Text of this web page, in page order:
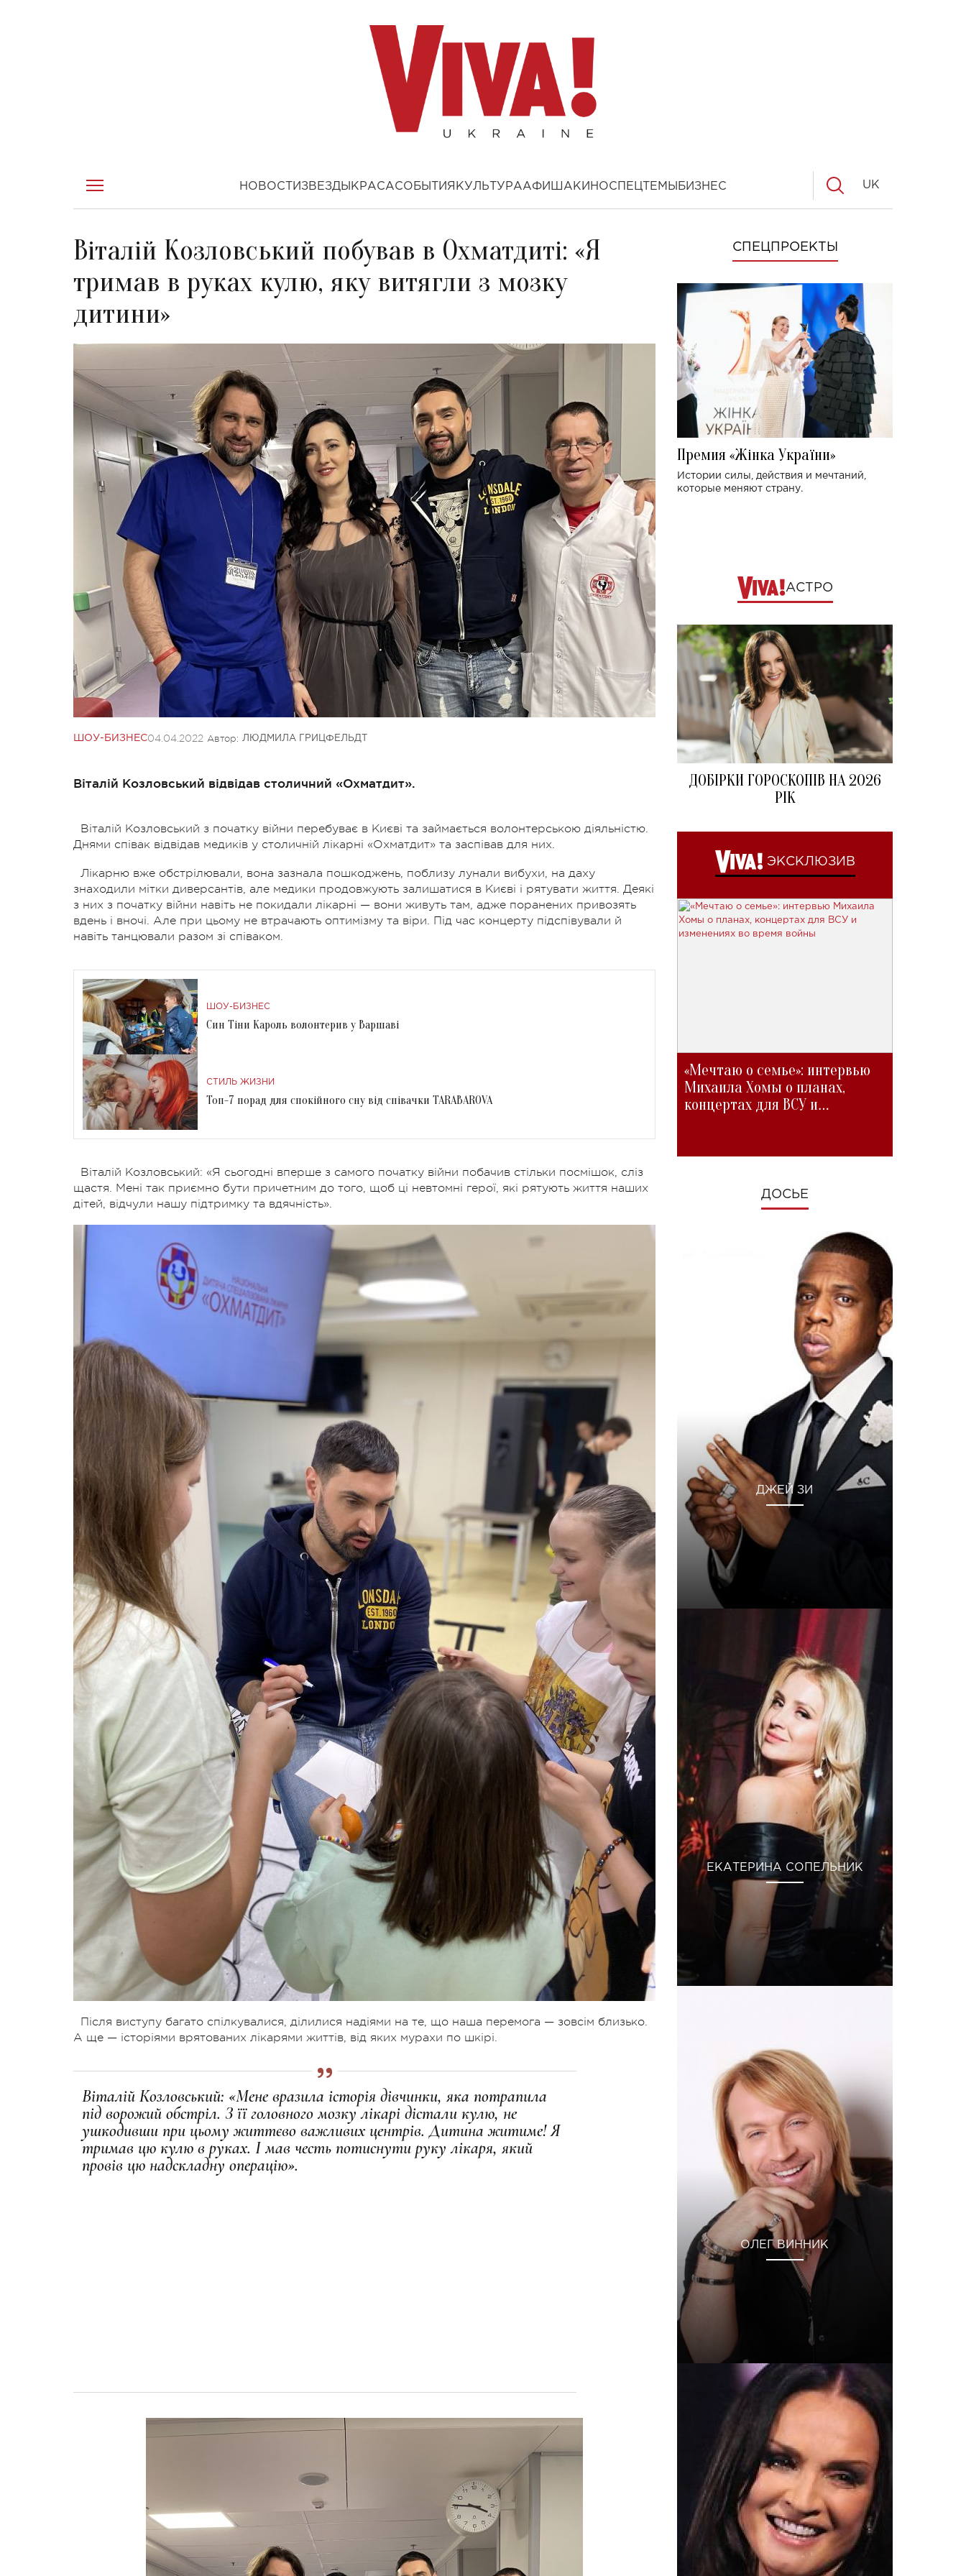
НОВОСТИ ЗВЕЗДЫ КРАСАСОБЫТИЯ КУЛЬТУРААФИША КИНОСПЕЦТЕМЫ БИЗНЕС UK
Віталій Козловський побував в Охматдиті: «Я
тримав в руках кулю, яку витягли з мозку
дитини»
ШОУ-БИЗНЕС04.04.2022 Автор: ЛЮДМИЛА ГРИЦФЕЛЬДТ
Віталій Козловський відвідав столичний «Охматдит».
Віталій Козловський з початку війни перебуває в Києві та займається волонтерською діяльністю.
Днями співак відвідав медиків у столичній лікарні «Охматдит» та заспівав для них.
Лікарню вже обстрілювали, вона зазнала пошкоджень, поблизу лунали вибухи, на даху
знаходили мітки диверсантів, але медики продовжують залишатися в Києві і рятувати життя. Деякі
з них з початку війни навіть не покидали лікарні — вони живуть там, адже поранених привозять
вдень і вночі. Але при цьому не втрачають оптимізму та віри. Під час концерту підспівували й
навіть танцювали разом зі співаком.
ШОУ-БИЗНЕС
Син Тіни Кароль волонтерив у Варшаві
СТИЛЬ ЖИЗНИ
Топ-7 порад для спокійного сну від співачки TARABAROVA
Віталій Козловський: «Я сьогодні вперше з самого початку війни побачив стільки посмішок, сліз
щастя. Мені так приємно бути причетним до того, щоб ці невтомні герої, які рятують життя наших
дітей, відчули нашу підтримку та вдячність».
Після виступу багато спілкувалися, ділилися надіями на те, що наша перемога — зовсім близько.
А ще — історіями врятованих лікарями життів, від яких мурахи по шкірі.
Віталій Козловський: «Мене вразила історія дівчинки, яка потрапила
під ворожий обстріл. З її головного мозку лікарі дістали кулю, не
ушкодивши при цьому життєво важливих центрів. Дитина житиме! Я
тримав цю кулю в руках. І мав честь потиснути руку лікаря, який
провів цю надскладну операцію».
СПЕЦПРОЕКТЫ
Премия «Жінка України»
Истории силы, действия и мечтаний,
которые меняют страну.
АСТРО
ДОБІРКИ ГОРОСКОПІВ НА 2026
РІК
ЭКСКЛЮЗИВ
«Мечтаю о семье»: интервью
Михаила Хомы о планах,
концертах для ВСУ и
ДОСЬЕ
ДЖЕЙ ЗИ
ЕКАТЕРИНА СОПЕЛЬНИК
ОЛЕГ ВИННИК